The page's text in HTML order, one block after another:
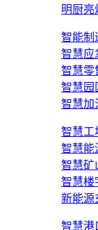
明厨亮
智能制
智慧应
智慧零
智慧园
智慧加
智慧工
智慧能
智慧矿
智慧楼
新能源
智慧港